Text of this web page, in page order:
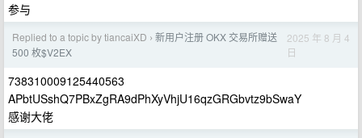
参与
Replied to a topic by tiancaiXD › 新用户注册 OKX 交易所赠送
500 枚$V2EX
2025 年 8 月 4
日
738310009125440563
APbtUSshQ7PBxZgRA9dPhXyVhjU16qzGRGbvtz9bSwaY
感谢大佬